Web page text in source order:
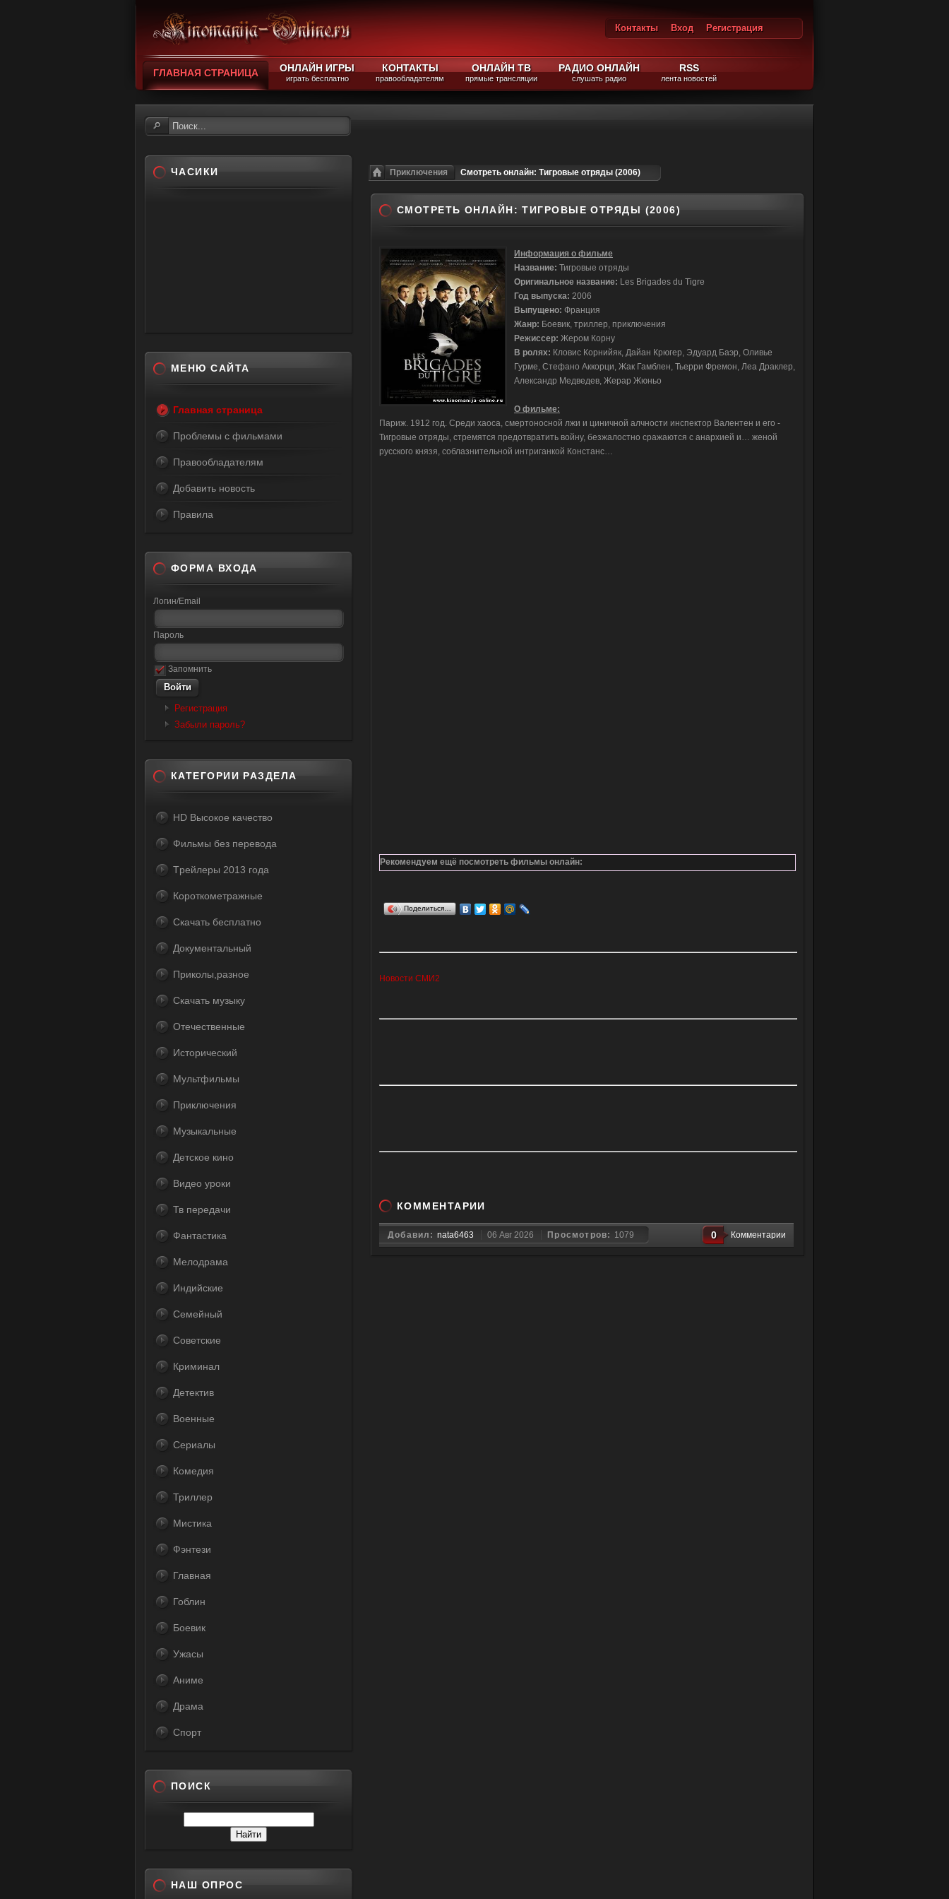
Контакты Вход
Регистрация
ГЛАВНАЯ СТРАНИЦА ОНЛАЙН ИГРЫ
играть бесплатно
КОНТАКТЫ
правообладателям
ОНЛАЙН ТВ
прямые трансляции
РАДИО ОНЛАЙН
слушать радио
RSS
лента новостей
Приключения Смотреть онлайн: Тигровые отряды (2006)
СМОТРЕТЬ ОНЛАЙН: ТИГРОВЫЕ ОТРЯДЫ (2006)
Информация о фильме
Название: Тигровые отряды
Оригинальное название: Les Brigades du Tigre
Год выпуска: 2006
Выпущено: Франция
Жанр: Боевик, триллер, приключения
Режиссер: Жером Корну
В ролях: Кловис Корнийяк, Дайан Крюгер, Эдуард Баэр, Оливье
Гурме, Стефано Аккорци, Жак Гамблен, Тьерри Фремон, Леа Драклер,
Александр Медведев, Жерар Жюньо
О фильме:
Париж. 1912 год. Среди хаоса, смертоносной лжи и циничной алчности инспектор Валентен и его -
Тигровые отряды, стремятся предотвратить войну, безжалостно сражаются с анархией и… женой
русского князя, соблазнительной интриганкой Констанс…
Рекомендуем ещё посмотреть фильмы онлайн:
Поделиться…
Новости СМИ2
КОММЕНТАРИИ
Добавил: nata6463 06 Авг 2026 Просмотров: 1079 0 Комментарии
ЧАСИКИ
МЕНЮ САЙТА
Главная страница
Проблемы с фильмами
Правообладателям
Добавить новость
Правила
ФОРМА ВХОДА
Логин/Email
Пароль
Запомнить
Регистрация
Забыли пароль?
КАТЕГОРИИ РАЗДЕЛА
HD Высокое качество
Фильмы без перевода
Tрейлеры 2013 года
Короткометражные
Скачать бесплатно
Документальный
Приколы,разное
Скачать музыку
Отечественные
Исторический
Мультфильмы
Приключения
Музыкальные
Детское кино
Видео уроки
Тв передачи
Фантастика
Мелодрама
Индийские
Семейный
Советские
Криминал
Детектив
Военные
Сериалы
Комедия
Триллер
Мистика
Фэнтези
Главная
Гоблин
Боевик
Ужасы
Аниме
Драма
Спорт
ПОИСК
НАШ ОПРОС